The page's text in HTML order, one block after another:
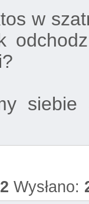
w
siebie
Wysłano: